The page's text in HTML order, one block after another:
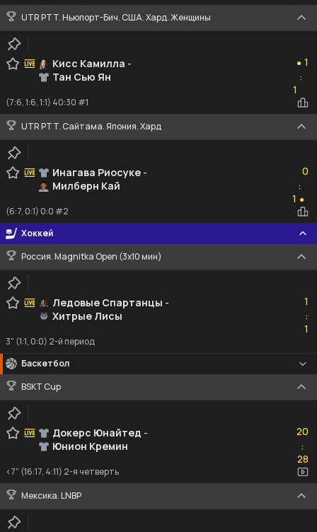
UTR PTT. Ньюпорт-Бич. США. Хард. Женщины
Кисс Камилла -
Тан Сью Ян
● 1
:
1
(7:6, 1:6, 1:1) 40:30 #1
UTR PTT. Сайтама. Япония. Хард
Инагава Риосуке -
Милберн Кай
0
:
1 ●
(6:7, 0:1) 0:0 #2
Хоккей
Россия. Magnitka Open (3х10 мин)
Ледовые Спартанцы -
Хитрые Лисы
1
:1
1
3" (1:1, 0:0) 2-й период
Баскетбол
BSKT Cup
Докерс Юнайтед -
Юнион Кремин
20
:28
28
<7" (16:17, 4:11) 2-я четверть
Мексика. LNBP